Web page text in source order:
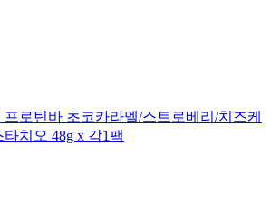
로틴바 초코카라멜/스트로베리/치즈케
치오 48g x 각1팩